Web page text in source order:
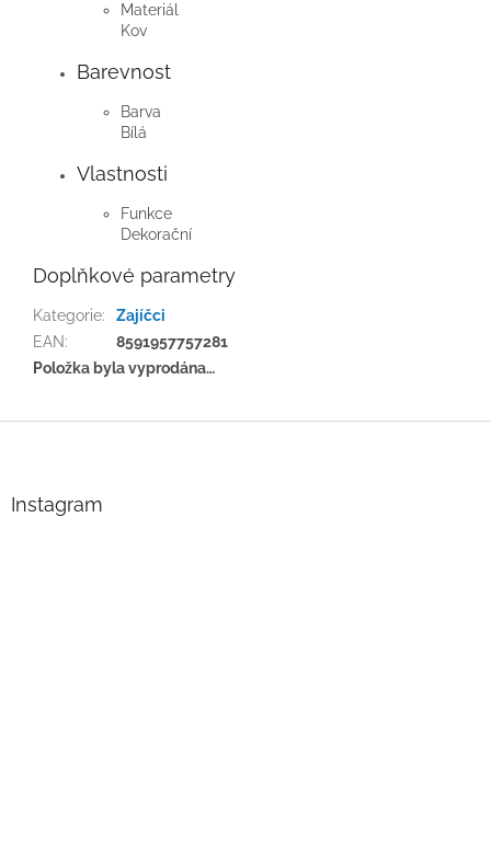
Materiál
Kov
Barevnost
Barva
Bílá
Vlastnosti
Funkce
Dekorační
Doplňkové parametry
Kategorie:
Zajíčci
EAN:
8591957757281
Položka byla vyprodána…
Instagram